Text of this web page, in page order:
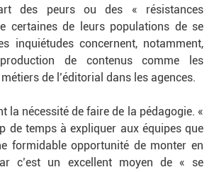
des peurs ou des « résistances
certaines de leurs populations de se
inquiétudes concernent, notamment,
de contenus comme les
de l’éditorial dans les agences.
la nécessité de faire de la pédagogie. «
de temps à expliquer aux équipes que
formidable opportunité de monter en
c’est un excellent moyen de « se